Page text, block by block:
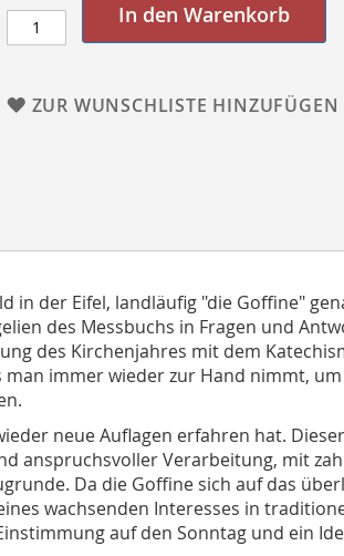
In den Warenkorb
ZUR WUNSCHLISTE HINZUFÜGEN
in der Eifel, landläufig "die Goffine"
des Messbuchs in Fragen und
des Kirchenjahres mit dem
immer wieder zur Hand nimmt, um
neue Auflagen erfahren hat.
anspruchsvoller Verarbeitung, mit
Da die Goffine sich auf das
wachsenden Interesses in
auf den Sonntag und ein